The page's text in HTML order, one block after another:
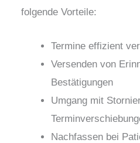
folgende Vorteile:
Termine effizient
Versenden von
Bestätigungen
Umgang mit
Nachfassen bei